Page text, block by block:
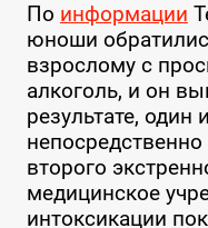
По информации
юноши
взрослому с
алкоголь, и он
результате, один
второго
медицинское
интоксикации